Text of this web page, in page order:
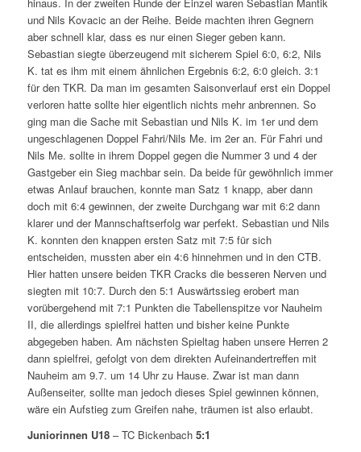
hinaus. In der zweiten Runde der Einzel waren Sebastian Mantik
und Nils Kovacic an der Reihe. Beide machten ihren Gegnern
aber schnell klar, dass es nur einen Sieger geben kann.
Sebastian siegte überzeugend mit sicherem Spiel 6:0, 6:2, Nils
K. tat es ihm mit einem ähnlichen Ergebnis 6:2, 6:0 gleich. 3:1
für den TKR. Da man im gesamten Saisonverlauf erst ein Doppel
verloren hatte sollte hier eigentlich nichts mehr anbrennen. So
ging man die Sache mit Sebastian und Nils K. im 1er und dem
ungeschlagenen Doppel Fahri/Nils Me. im 2er an. Für Fahri und
Nils Me. sollte in ihrem Doppel gegen die Nummer 3 und 4 der
Gastgeber ein Sieg machbar sein. Da beide für gewöhnlich immer
etwas Anlauf brauchen, konnte man Satz 1 knapp, aber dann
doch mit 6:4 gewinnen, der zweite Durchgang war mit 6:2 dann
klarer und der Mannschaftserfolg war perfekt. Sebastian und Nils
K. konnten den knappen ersten Satz mit 7:5 für sich
entscheiden, mussten aber ein 4:6 hinnehmen und in den CTB.
Hier hatten unsere beiden TKR Cracks die besseren Nerven und
siegten mit 10:7. Durch den 5:1 Auswärtssieg erobert man
vorübergehend mit 7:1 Punkten die Tabellenspitze vor Nauheim
II, die allerdings spielfrei hatten und bisher keine Punkte
abgegeben haben. Am nächsten Spieltag haben unsere Herren 2
dann spielfrei, gefolgt von dem direkten Aufeinandertreffen mit
Nauheim am 9.7. um 14 Uhr zu Hause. Zwar ist man dann
Außenseiter, sollte man jedoch dieses Spiel gewinnen können,
wäre ein Aufstieg zum Greifen nahe, träumen ist also erlaubt.
Juniorinnen U18– TC Bickenbach 5:1